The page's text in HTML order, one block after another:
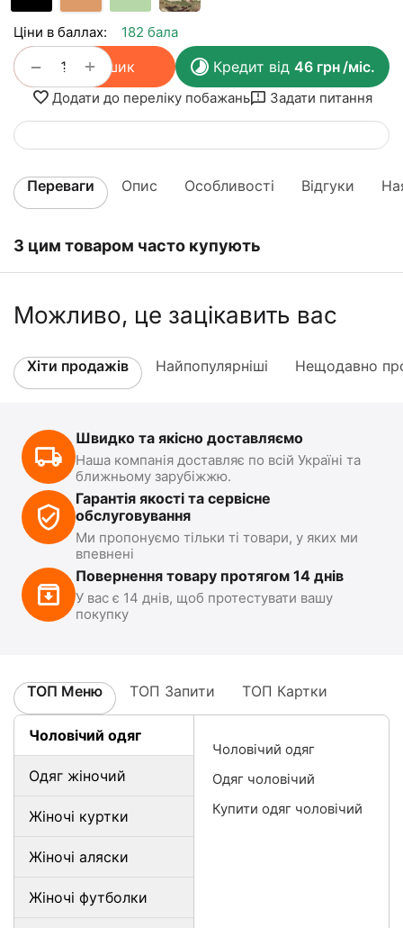
Ціни в баллах: 182 бала
+
− У кошик Кредит від 46грн/міс.
Додати до переліку побажань Задати питання
Переваги Опис Особливості Відгуки
З цим товаром часто купують
Можливо, це зацікавить вас
Хіти продажів Найпопулярніші Нещодавно
Швидко та якісно доставляємо
Наша компанія доставляє по всій Україні та
ближньому зарубіжжю.
Гарантія якості та сервісне
обслуговування
Ми пропонуємо тільки ті товари, у яких ми
впевнені
Повернення товару протягом 14 днів
У вас є 14 днів, щоб протестувати вашу
покупку
ТОП Меню ТОП Запити ТОП Картки
Чоловічий одяг
Одяг жіночий
Жіночі куртки
Жіночі аляски
Жіночі футболки
Чоловічий одяг
Одяг чоловічий
Купити одяг чоловічий